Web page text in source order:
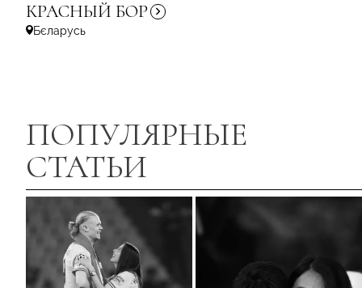
КРАСНЫЙ БОР
Бєларусь
ПОПУЛЯРНЫЕ
СТАТЬИ